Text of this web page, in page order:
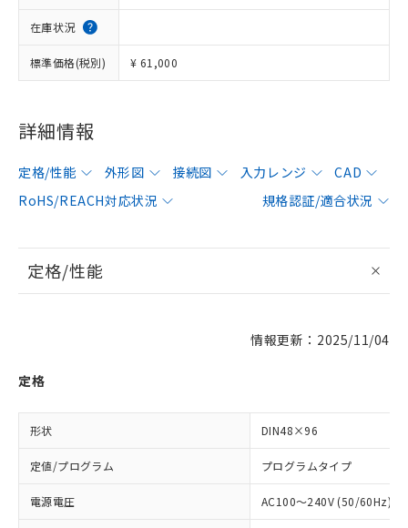
在庫状況
標準価格(税別) ¥ 61,000
詳細情報
定格/性能 外形図 接続図 入力レンジ
CAD
RoHS/REACH対応状況
規格認証/適合状況
定格/性能
情報更新：2025/11/04
定格
形状 DIN48×96
定値/プログラム プログラムタイプ
電源電圧 AC100～240V (50/60Hz)